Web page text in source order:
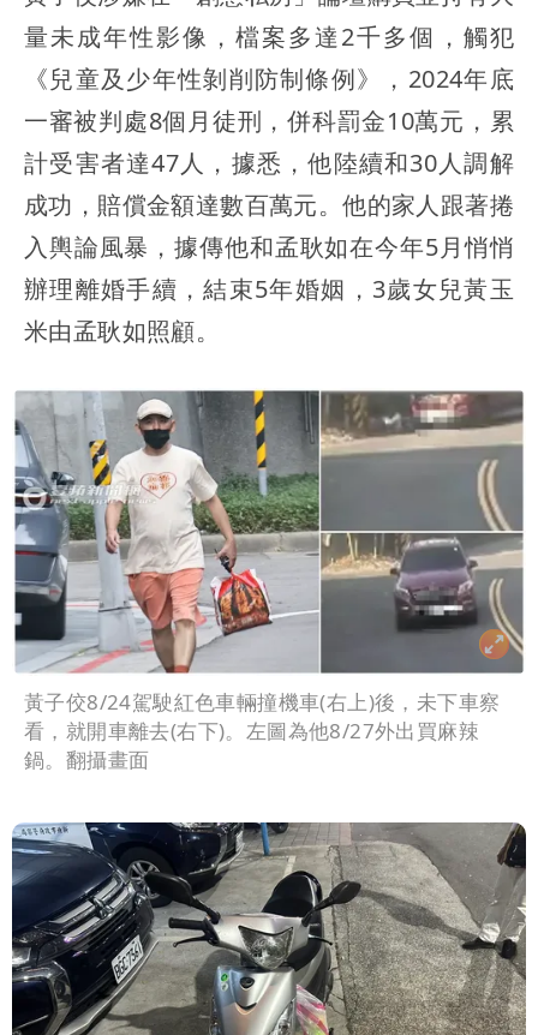
量未成年性影像，檔案多達2千多個，觸犯
《兒童及少年性剝削防制條例》，2024年底
一審被判處8個月徒刑，併科罰金10萬元，累
計受害者達47人，據悉，他陸續和30人調解
成功，賠償金額達數百萬元。他的家人跟著捲
入輿論風暴，據傳他和孟耿如在今年5月悄悄
辦理離婚手續，結束5年婚姻，3歲女兒黃玉
米由孟耿如照顧。
黃子佼8/24駕駛紅色車輛撞機車(右上)後，未下車察
看，就開車離去(右下)。左圖為他8/27外出買麻辣
鍋。翻攝畫面